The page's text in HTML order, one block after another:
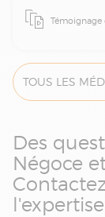
Revivez le
sur leTémoignage
TOUS LES
Des
Négoce